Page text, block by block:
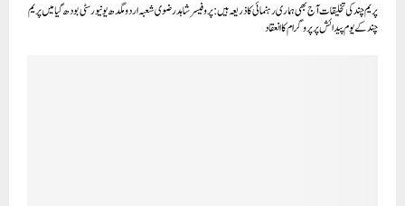
پریم چند کی تخلیقات آج بھی ہماری رہنمائی کا ذریعہ ہیں: پروفیسر شاہد رضوی شعبہ اردومگدھ یونیورسٹی بودھ گیامیں پریم
چند کے یوم پیدائش پر پروگرام کا انعقاد